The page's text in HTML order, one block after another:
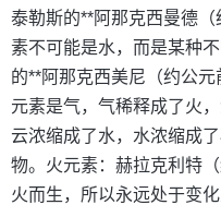
泰勒斯的**阿那克西曼德
素不可能是水，而是某种
的**阿那克西美尼（约公
元素是气，气稀释成了火
云浓缩成了水，水浓缩成
物。火元素：赫拉克利特
火而生，所以永远处于变